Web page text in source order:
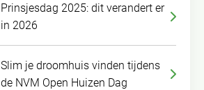
Prinsjesdag 2025: dit verandert er
in 2026
Slim je droomhuis vinden tijdens
de NVM Open Huizen Dag